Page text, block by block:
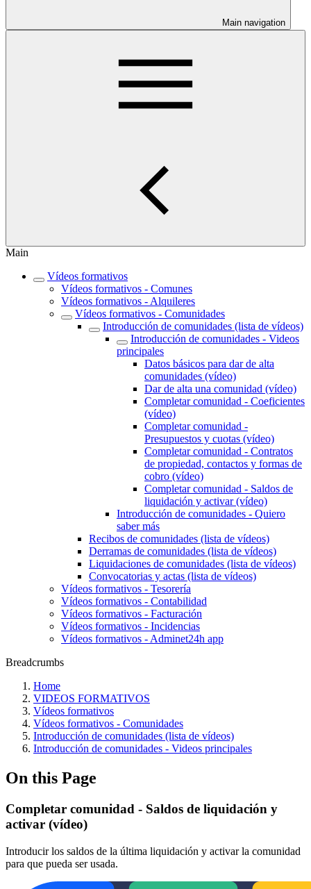
Main navigation
Main
Vídeos formativos
Vídeos formativos - Comunes
Vídeos formativos - Alquileres
Vídeos formativos - Comunidades
Introducción de comunidades (lista de vídeos)
Introducción de comunidades - Videos
principales
Datos básicos para dar de alta
comunidades (vídeo)
Dar de alta una comunidad (vídeo)
Completar comunidad - Coeficientes
(vídeo)
Completar comunidad -
Presupuestos y cuotas (vídeo)
Completar comunidad - Contratos
de propiedad, contactos y formas de
cobro (vídeo)
Completar comunidad - Saldos de
liquidación y activar (vídeo)
Introducción de comunidades - Quiero
saber más
Recibos de comunidades (lista de vídeos)
Derramas de comunidades (lista de vídeos)
Liquidaciones de comunidades (lista de vídeos)
Convocatorias y actas (lista de vídeos)
Vídeos formativos - Tesorería
Vídeos formativos - Contabilidad
Vídeos formativos - Facturación
Vídeos formativos - Incidencias
Vídeos formativos - Adminet24h app
Breadcrumbs
Home
VIDEOS FORMATIVOS
Vídeos formativos
Vídeos formativos - Comunidades
Introducción de comunidades (lista de vídeos)
Introducción de comunidades - Videos principales
On this Page
Completar comunidad - Saldos de liquidación y
activar (vídeo)
Introducir los saldos de la última liquidación y activar la comunidad
para que pueda ser usada.